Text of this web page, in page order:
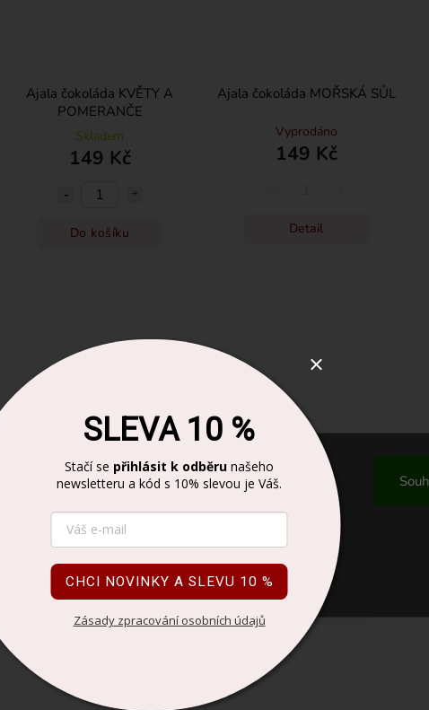
náš web správně fungoval. Díky tomu vám
bez obtěžujících a nežádoucích reklam.
nám zlepšovat kvalitu naší webové
Více informací najdete
Ajala čokoláda KVĚTY A
POMERANČE
Skladem
149 Kč
Do košíku
Ajala čokoláda MOŘSKÁ SŮL
Vyprodáno
149 Kč
Detail
Káva EL SALVADOR 100%
Arabica 250g
Skladem
278 Kč
Ajala čokoláda MALINY &
PISTÁCIE
Skladem
Do košíku
SLEVA 10 %
Stačí se přihlásit k odběru našeho
newsletteru a kód s 10% slevou je Váš.
CHCI NOVINKY A SLEVU 10 %
Zásady zpracování osobních údajů